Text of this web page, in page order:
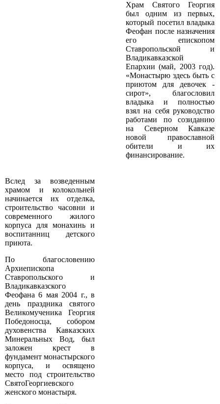
Храм Святого Георгия
был одним из первых,
который посетил владыка
Феофан после назначения
его епископом
Ставропольской и
Владикавказской
Епархии (май, 2003 год).
«Монастырю здесь быть с
приютом для девочек ­
сирот», ­ благословил
владыка и полностью
взял на себя руководство
работами по созиданию
на Северном Кавказе
новой православной
обители и их
финансирование.
Вслед за возведенным
храмом и колокольней
начинается их отделка,
строительство часовни и
современного жилого
корпуса для монахинь и
воспитанниц детского
приюта.
По благословению
Архиепископа
Ставропольского и
Владикавказского
Феофана 6 мая 2004 г., в
день праздника святого
Великомученика Георгия
Победоносца, собором
духовенства Кавказских
Минеральных Вод, был
заложен крест в
фундамент монастырского
корпуса, и освящено
место под строительство
Свято­Георгиевского
женского монастыря.